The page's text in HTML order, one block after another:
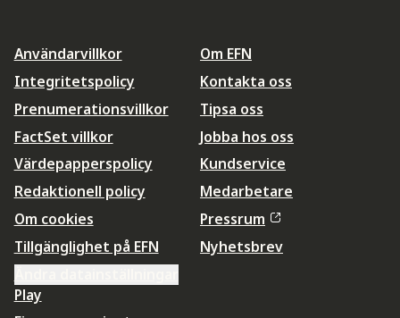
Användarvillkor
Integritetspolicy
Prenumerationsvillkor
FactSet villkor
Värdepapperspolicy
Redaktionell policy
Om cookies
Tillgänglighet på EFN
Om EFN
Kontakta oss
Tipsa oss
Jobba hos oss
Kundservice
Medarbetare
Pressrum
Nyhetsbrev
Play